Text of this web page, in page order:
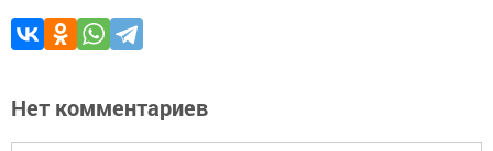
Нет комментариев